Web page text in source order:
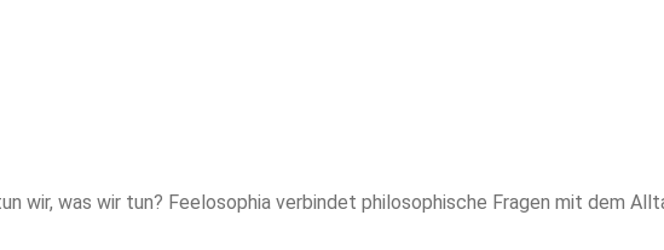
wir, was wir tun? Feelosophia verbindet philosophische Fragen mit dem